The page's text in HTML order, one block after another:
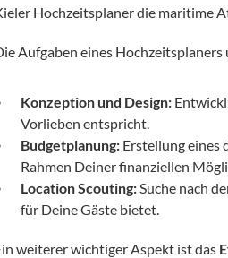
Hochzeitsplaner die maritime
Aufgaben eines Hochzeitsplaners
Konzeption und Design:
Vorlieben entspricht.
Budgetplanung: Erstellung eines
Rahmen Deiner finanziellen
Location Scouting: Suche nach
für Deine Gäste bietet.
weiterer wichtiger Aspekt ist das